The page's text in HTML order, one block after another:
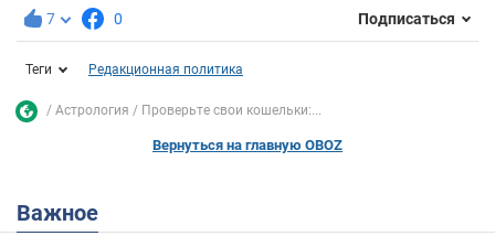
7 0 Подписаться
Теги Редакционная политика
Астрология Проверьте свои кошельки:...
Вернуться на главную OBOZ
Важное